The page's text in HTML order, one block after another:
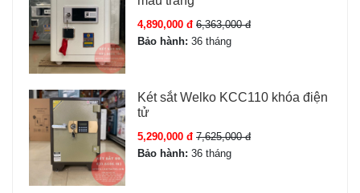
4,890,000 đ 6,363,000 đ
Bảo hành: 36 tháng
Két sắt Welko KCC110 khóa điện
tử
5,290,000 đ 7,625,000 đ
Bảo hành: 36 tháng